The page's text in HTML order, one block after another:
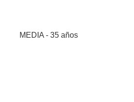
MEDIA - 35 años